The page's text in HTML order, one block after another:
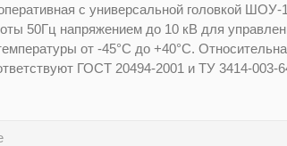
с универсальной головкой ШОУ-
50Гц напряжением до 10 кВ для
температуры от -45°С до
ГОСТ 20494-2001 и ТУ 3414-003-